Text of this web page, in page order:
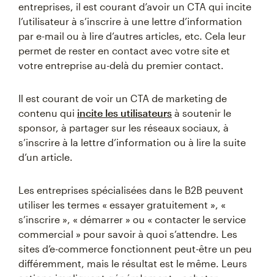
entreprises, il est courant d’avoir un CTA qui incite
l’utilisateur à s’inscrire à une lettre d’information
par e-mail ou à lire d’autres articles, etc. Cela leur
permet de rester en contact avec votre site et
votre entreprise au-delà du premier contact.
Il est courant de voir un CTA de marketing de
contenu qui incite les utilisateurs à soutenir le
sponsor, à partager sur les réseaux sociaux, à
s’inscrire à la lettre d’information ou à lire la suite
d’un article.
Les entreprises spécialisées dans le B2B peuvent
utiliser les termes « essayer gratuitement », «
s’inscrire », « démarrer » ou « contacter le service
commercial » pour savoir à quoi s’attendre. Les
sites d’e-commerce fonctionnent peut-être un peu
différemment, mais le résultat est le même. Leurs